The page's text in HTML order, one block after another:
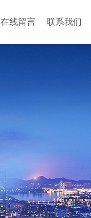
在线留言 联系我们